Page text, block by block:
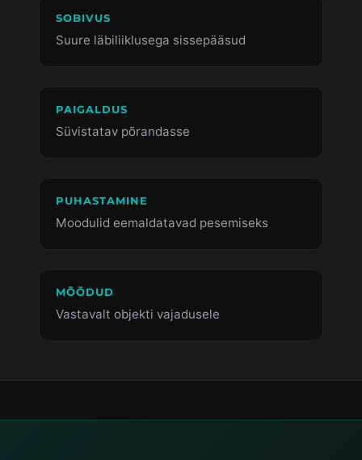
SOBIVUS
Suure läbiliiklusega sissepääsud
PAIGALDUS
Süvistatav põrandasse
PUHASTAMINE
Moodulid eemaldatavad pesemiseks
MÕÕDUD
Vastavalt objekti vajadusele